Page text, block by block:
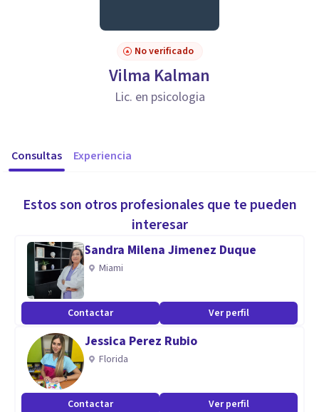
No verificado
Vilma Kalman
Lic. en psicologia
Consultas Experiencia
Estos son otros profesionales que te pueden
interesar
Sandra Milena Jimenez Duque
Miami
Contactar Ver perfil
Jessica Perez Rubio
Florida
Contactar Ver perfil